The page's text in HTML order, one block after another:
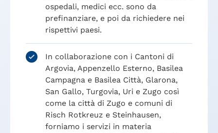
ospedali, medici ecc. sono da
prefinanziare, e poi da richiedere nei
rispettivi paesi.
In collaborazione con i Cantoni di
Argovia, Appenzello Esterno, Basilea
Campagna e Basilea Città, Glarona,
San Gallo, Turgovia, Uri e Zugo così
come la città di Zugo e comuni di
Risch Rotkreuz e Steinhausen,
forniamo i servizi in materia